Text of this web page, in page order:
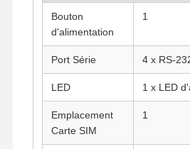
La Qualité
Le pare-feu mini PC
Mini PC industriel
Bouton
d'alimentation
1
Port Série 4 x RS-
LED 1 x LED
Emplacement
Carte SIM
1